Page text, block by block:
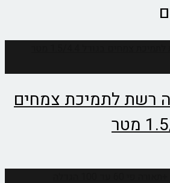
רשת לתמיכת צמחים